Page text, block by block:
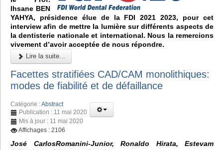
Ihsane BEN
YAHYA, présidence élue de la FDI 2021 2023, pour cet
interview afin de mettre la lumière sur différents aspects de
la dentisterie nationale et international. Nous la remercions
vivement d’avoir acceptée de nous répondre.
Lire la suite...
Facettes stratifiées CAD/CAM monolithiques:
modes de fiabilité et de défaillance
Catégorie :Abstract
Publication : 11 mai 2020
Mis à jour : 11 mai 2020
Affichages : 2106
José CarlosRomanini-Junior, Ronaldo Hirata, Estevam